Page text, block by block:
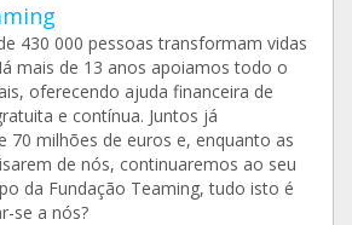
430 000 pessoas transformam vidas
mais de 13 anos apoiamos todo o
oferecendo ajuda financeira de
e contínua. Juntos já
70 milhões de euros e, enquanto as
de nós, continuaremos ao seu
da Fundação Teaming, tudo isto é
se a nós?